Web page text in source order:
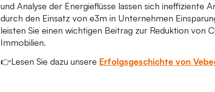
und Analyse der Energieflüsse lassen sich ineffiziente
durch den Einsatz von e3m in Unternehmen
leisten Sie einen wichtigen Beitrag zur Reduktion von
Immobilien.
👉Lesen Sie dazu unsere Erfolgsgeschichte von